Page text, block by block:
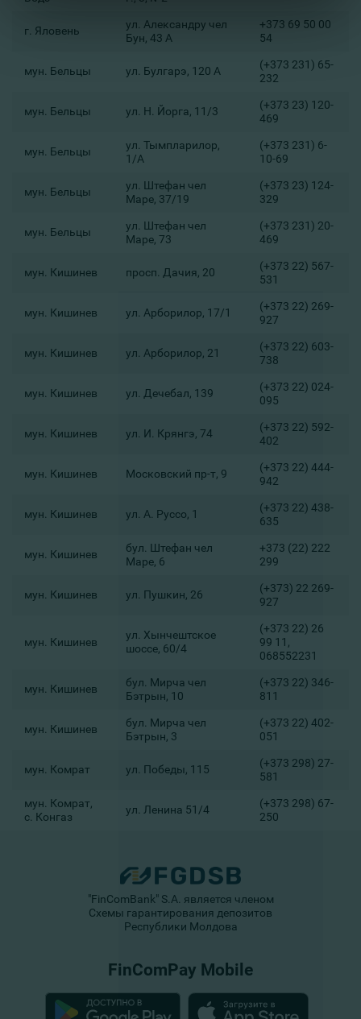
г. Яловень
ул. Александру чел
Бун, 43 А
+373 69 50 00
54
мун. Бельцы ул. Булгарэ, 120 А
(+373 231) 65-
232
мун. Бельцы ул. Н. Йорга, 11/3
(+373 23) 120-
469
мун. Бельцы
ул. Тымпларилор,
1/A
(+373 231) 6-
10-69
мун. Бельцы
ул. Штефан чел
Маре, 37/19
(+373 23) 124-
329
мун. Бельцы
ул. Штефан чел
Маре, 73
(+373 231) 20-
469
мун. Кишинев просп. Дачия, 20
(+373 22) 567-
531
мун. Кишинев ул. Арборилор, 17/1
(+373 22) 269-
927
мун. Кишинев ул. Арборилор, 21
(+373 22) 603-
738
мун. Кишинев ул. Дечебал, 139
(+373 22) 024-
095
мун. Кишинев ул. И. Крянгэ, 74
(+373 22) 592-
402
мун. Кишинев Московский пр-т, 9
(+373 22) 444-
942
мун. Кишинев ул. А. Руссо, 1
(+373 22) 438-
635
мун. Кишинев
бул. Штефан чел
Маре, 6
+373 (22) 222
299
мун. Кишинев ул. Пушкин, 26
(+373) 22 269-
927
мун. Кишинев
ул. Хынчештское
шоссе, 60/4
(+373 22) 26
99 11,
068552231
мун. Кишинев
бул. Мирча чел
Бэтрын, 10
(+373 22) 346-
811
мун. Кишинев
бул. Мирча чел
Бэтрын, 3
(+373 22) 402-
051
мун. Комрат ул. Победы, 115
(+373 298) 27-
581
мун. Комрат,
с. Конгаз
ул. Ленина 51/4
(+373 298) 67-
250
"FinComBank" S.A. является членом
Схемы гарантирования депозитов
Республики Молдова
FinComPay Mobile